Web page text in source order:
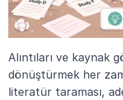
Alıntıları ve kaynak
dönüştürmek her
literatür taraması,